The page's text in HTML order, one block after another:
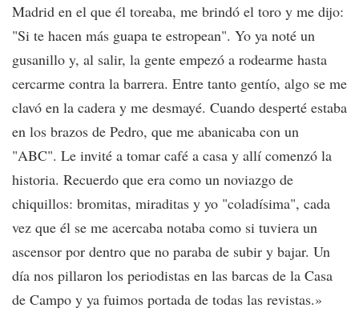
Madrid en el que él toreaba, me brindó el toro y me dijo:
"Si te hacen más guapa te estropean". Yo ya noté un
gusanillo y, al salir, la gente empezó a rodearme hasta
cercarme contra la barrera. Entre tanto gentío, algo se me
clavó en la cadera y me desmayé. Cuando desperté estaba
en los brazos de Pedro, que me abanicaba con un
"ABC". Le invité a tomar café a casa y allí comenzó la
historia. Recuerdo que era como un noviazgo de
chiquillos: bromitas, miraditas y yo "coladísima", cada
vez que él se me acercaba notaba como si tuviera un
ascensor por dentro que no paraba de subir y bajar. Un
día nos pillaron los periodistas en las barcas de la Casa
de Campo y ya fuimos portada de todas las revistas.»